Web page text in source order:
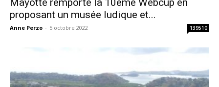
Mayotte remporte la 10ème Webcup en
proposant un musée ludique et...
Anne Perzo - 5 octobre 2022 139510